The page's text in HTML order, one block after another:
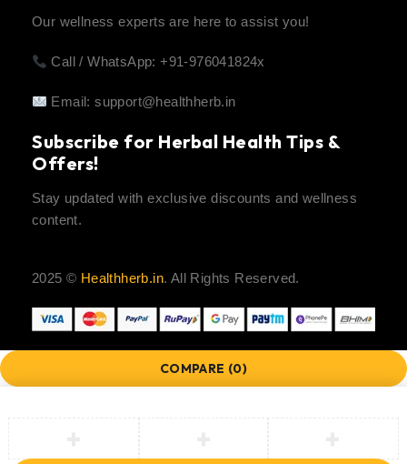
Our wellness experts are here to assist you!
Call / WhatsApp: +91-976041824x
Email:support@healthherb.in
Subscribe for Herbal Health Tips &
Offers!
Stay updated with exclusive discounts and wellness
content.
2025 © Healthherb.in. All Rights Reserved.
COMPARE (0)